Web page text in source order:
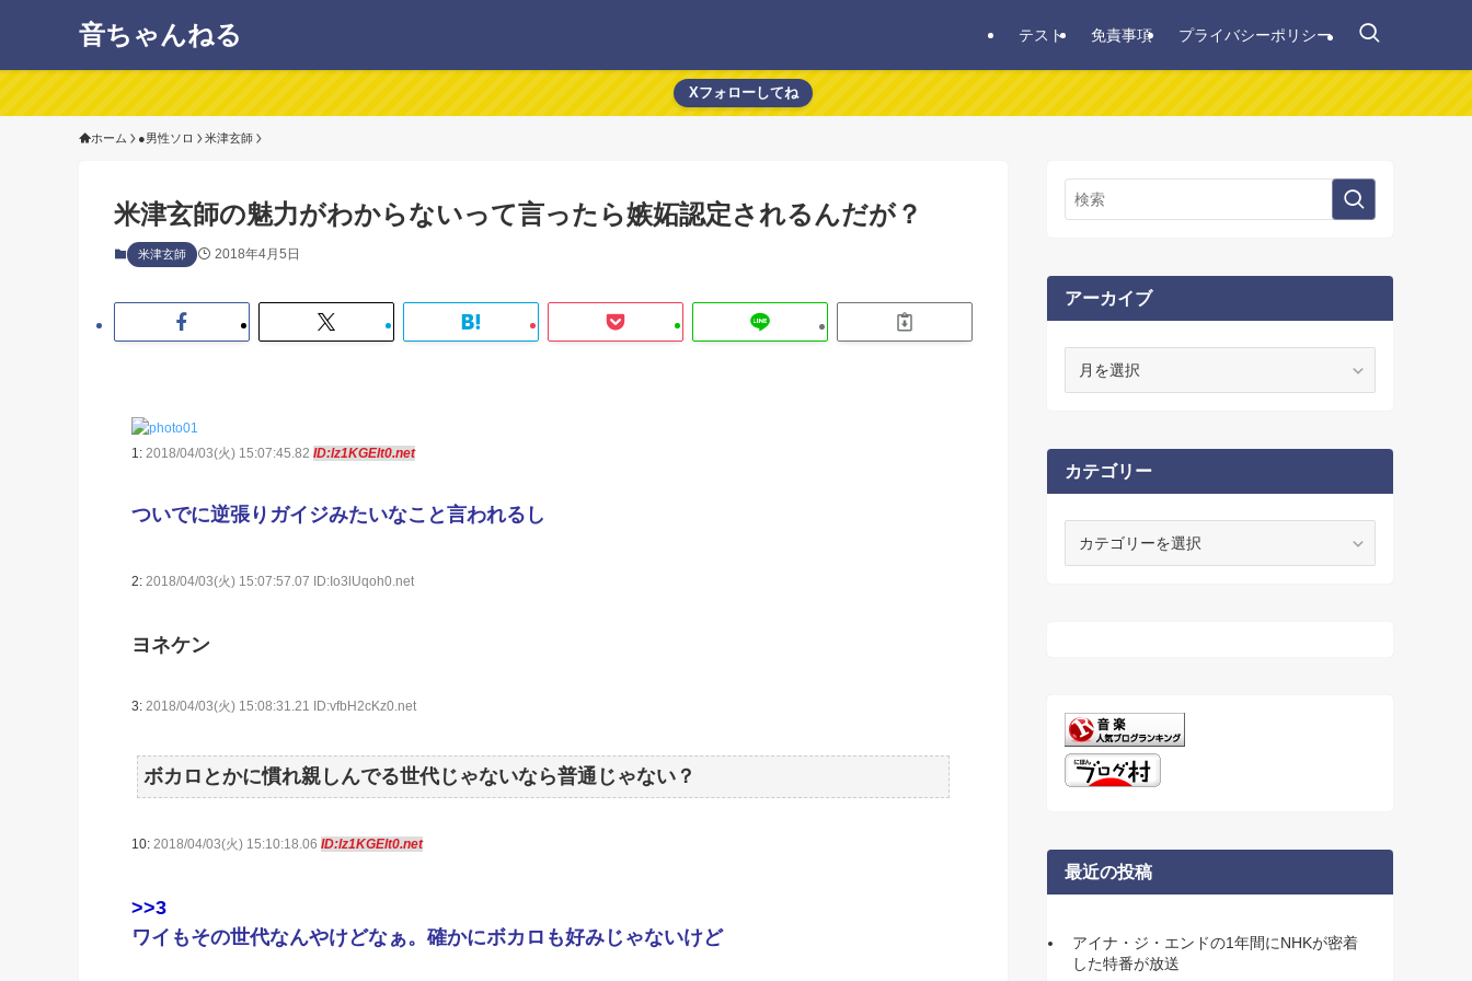
音ちゃんねる テスト 免責事項 プライバシーポリシー
Xフォローしてね
ホーム ●男性ソロ 米津玄師
米津玄師の魅力がわからないって言ったら嫉妬認定されるんだが？
米津玄師 2018年4月5日
1: 2018/04/03(火) 15:07:45.82 ID:lz1KGElt0.net
ついでに逆張りガイジみたいなこと言われるし
2: 2018/04/03(火) 15:07:57.07 ID:Io3lUqoh0.net
ヨネケン
3: 2018/04/03(火) 15:08:31.21 ID:vfbH2cKz0.net
ボカロとかに慣れ親しんでる世代じゃないなら普通じゃない？
10: 2018/04/03(火) 15:10:18.06 ID:lz1KGElt0.net
>>3
ワイもその世代なんやけどなぁ。確かにボカロも好みじゃないけど
アーカイブ
ブ
カテゴリー
最近の投稿
アイナ・ジ・エンドの1年間にNHKが密着
した特番が放送